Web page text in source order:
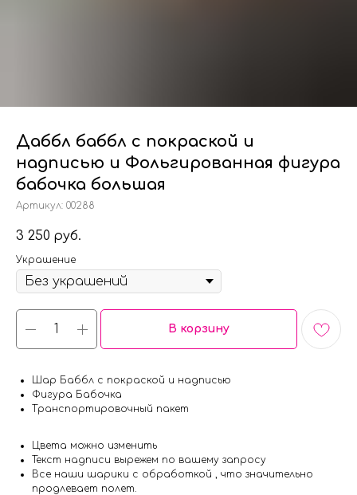
Даббл баббл с покраской и
надписью и Фольгированная фигура
бабочка большая
Артикул: 00288
3 250 руб.
Украшение
В корзину
Шар Баббл с покраской и надписью
Фигура Бабочка
Транспортировочный пакет
Цвета можно изменить
Текст надписи вырежем по вашему запросу
Все наши шарики с обработкой , что значительно
продлевает полет.